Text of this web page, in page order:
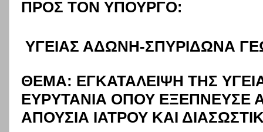
ΠΡΟΣ ΤΟΝ ΥΠΟΥΡΓΟ:
ΥΓΕΙΑΣ ΑΔΩΝΗ-ΣΠΥΡΙΔΩΝΑ
ΘΕΜΑ: ΕΓΚΑΤΑΛΕΙΨΗ ΤΗΣ
ΕΥΡΥΤΑΝΙΑ ΟΠΟΥ ΕΞΕΠΝΕΥΣΕ
ΑΠΟΥΣΙΑ ΙΑΤΡΟΥ ΚΑΙ